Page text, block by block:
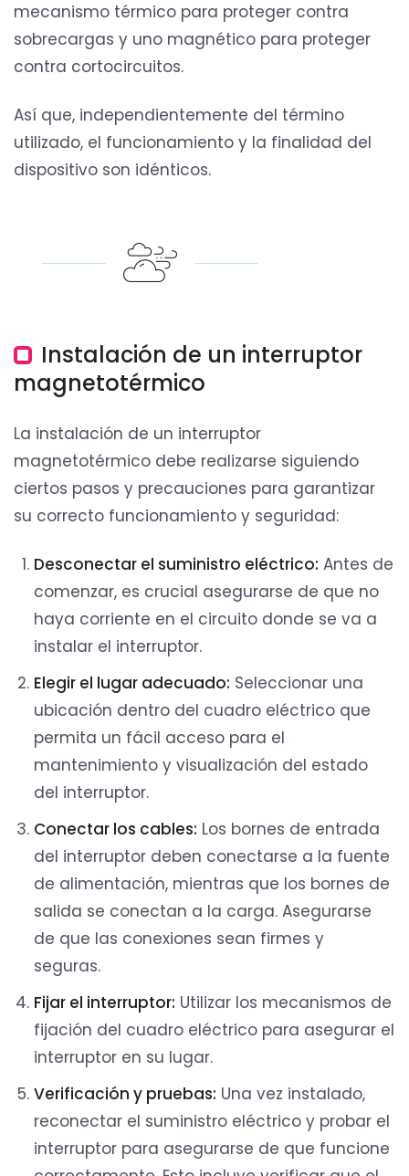
mecanismo térmico para proteger contra
sobrecargas y uno magnético para proteger
contra cortocircuitos.
Así que, independientemente del término
utilizado, el funcionamiento y la finalidad del
dispositivo son idénticos.
Instalación de un interruptor
magnetotérmico
La instalación de un interruptor
magnetotérmico debe realizarse siguiendo
ciertos pasos y precauciones para garantizar
su correcto funcionamiento y seguridad:
Desconectar el suministro eléctrico: Antes de
comenzar, es crucial asegurarse de que no
haya corriente en el circuito donde se va a
instalar el interruptor.
Elegir el lugar adecuado: Seleccionar una
ubicación dentro del cuadro eléctrico que
permita un fácil acceso para el
mantenimiento y visualización del estado
del interruptor.
Conectar los cables: Los bornes de entrada
del interruptor deben conectarse a la fuente
de alimentación, mientras que los bornes de
salida se conectan a la carga. Asegurarse
de que las conexiones sean firmes y
seguras.
Fijar el interruptor: Utilizar los mecanismos de
fijación del cuadro eléctrico para asegurar el
interruptor en su lugar.
Verificación y pruebas: Una vez instalado,
reconectar el suministro eléctrico y probar el
interruptor para asegurarse de que funcione